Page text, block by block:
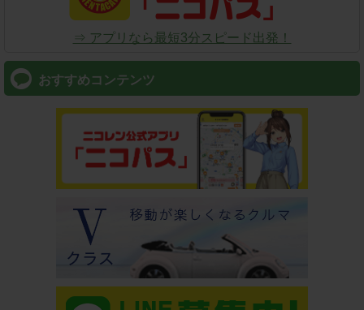
⇒ アプリなら最短3分スピード出発！
おすすめコンテンツ